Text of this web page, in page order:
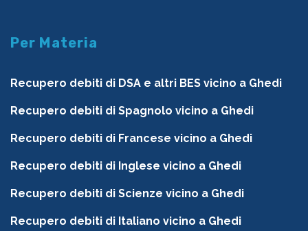
Per Materia
Recupero debiti di DSA e altri BES vicino a Ghedi
Recupero debiti di Spagnolo vicino a Ghedi
Recupero debiti di Francese vicino a Ghedi
Recupero debiti di Inglese vicino a Ghedi
Recupero debiti di Scienze vicino a Ghedi
Recupero debiti di Italiano vicino a Ghedi